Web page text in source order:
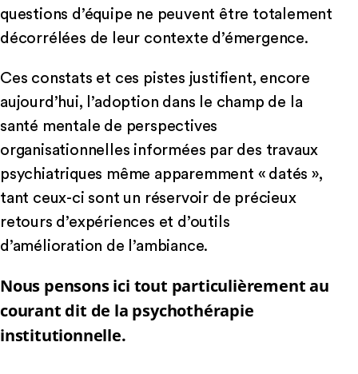
questions d’équipe ne peuvent être totalement
décorrélées de leur contexte d’émergence.
Ces constats et ces pistes justifient, encore
aujourd’hui, l’adoption dans le champ de la
santé mentale de perspectives
organisationnelles informées par des travaux
psychiatriques même apparemment « datés »,
tant ceux-ci sont un réservoir de précieux
retours d’expériences et d’outils
d’amélioration de l’ambiance.
Nous pensons ici tout particulièrement au
courant dit de la psychothérapie
institutionnelle.